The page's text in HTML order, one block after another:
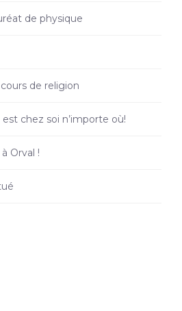
de physique
de religion
chez soi n’importe où!
Orval !